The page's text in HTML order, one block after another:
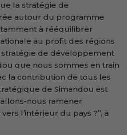
la stratégie de
autour du programme
à rééquilibrer
au profit des régions
stratégie de développement
que nous sommes en train
la contribution de tous les
de Simandou est
nous ramener
l’intérieur du pays ?’’, a